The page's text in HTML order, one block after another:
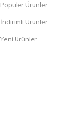
Popüler Ürünler
İndirimli Ürünler
Yeni Ürünler